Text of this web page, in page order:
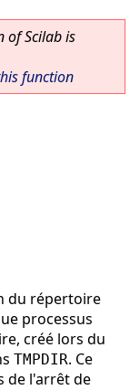
of Scilab is
function
du répertoire
processus
créé lors du
TMPDIR. Ce
de l'arrêt de